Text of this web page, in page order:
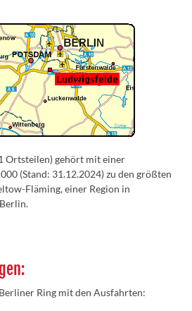
Ortsteilen) gehört mit einer
(Stand: 31.12.2024) zu den größten
Fläming, einer Region in
Ring mit den Ausfahrten: